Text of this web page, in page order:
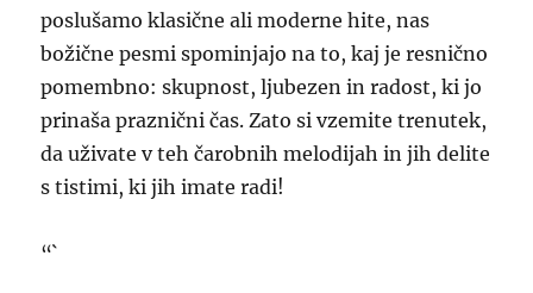
poslušamo klasične ali moderne hite, nas
božične pesmi spominjajo na to, kaj je resnično
pomembno: skupnost, ljubezen in radost, ki jo
prinaša praznični čas. Zato si vzemite trenutek,
da uživate v teh čarobnih melodijah in jih delite
s tistimi, ki jih imate radi!
“`